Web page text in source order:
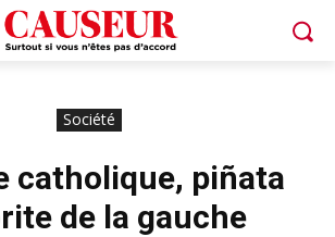
Société
catholique, piñata
de la gauche